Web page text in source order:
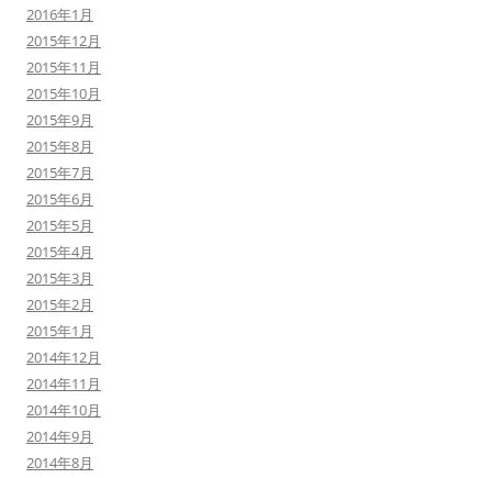
2016年1月
2015年12月
2015年11月
2015年10月
2015年9月
2015年8月
2015年7月
2015年6月
2015年5月
2015年4月
2015年3月
2015年2月
2015年1月
2014年12月
2014年11月
2014年10月
2014年9月
2014年8月